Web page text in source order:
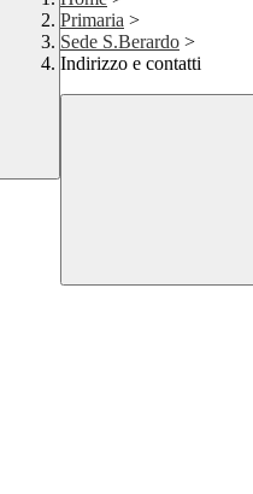
Primaria >
Sede S.Berardo >
Indirizzo e contatti